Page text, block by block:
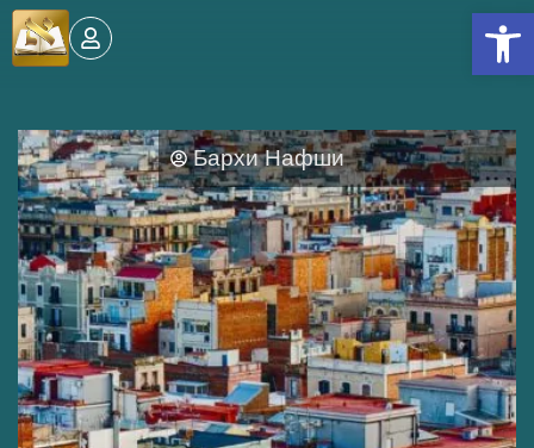
Бархи Нафши